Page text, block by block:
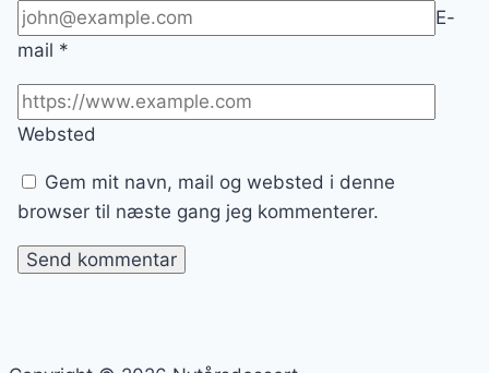
E-
mail *
Websted
Gem mit navn, mail og websted i denne
browser til næste gang jeg kommenterer.